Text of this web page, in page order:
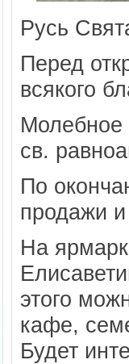
Русь
Перед
всякого
Молебное
св.
По
продажи
На
этого
кафе,
Будет